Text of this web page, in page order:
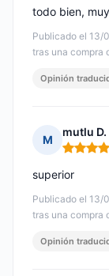
Publicado el 13/
tras una compra
todo bien,
Opinión
M
mutlu D.
Nota: 5
Publicado el 13/
tras una compra
superior
Opinión